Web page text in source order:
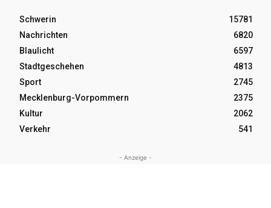
Schwerin
15781
Nachrichten
6820
Blaulicht
6597
Stadtgeschehen
4813
Sport
2745
Mecklenburg-Vorpommern
2375
Kultur
2062
Verkehr
541
- Anzeige -